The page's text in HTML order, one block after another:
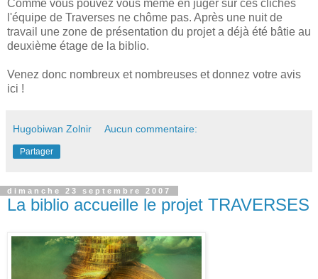
Comme vous pouvez vous même en juger sur ces clichés
l'équipe de Traverses ne chôme pas. Après une nuit de
travail une zone de présentation du projet a déjà été bâtie au
deuxième étage de la biblio.
Venez donc nombreux et nombreuses et donnez votre avis
ici !
Hugobiwan Zolnir Aucun commentaire:
Partager
dimanche 23 septembre 2007
La biblio accueille le projet TRAVERSES